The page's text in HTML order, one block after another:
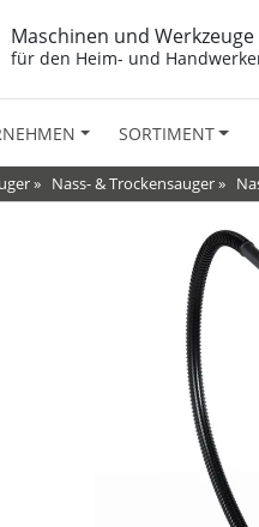
Maschinen und Werkzeuge
für den Heim- und
SORTIMENT
» Nass- & Trockensauger»